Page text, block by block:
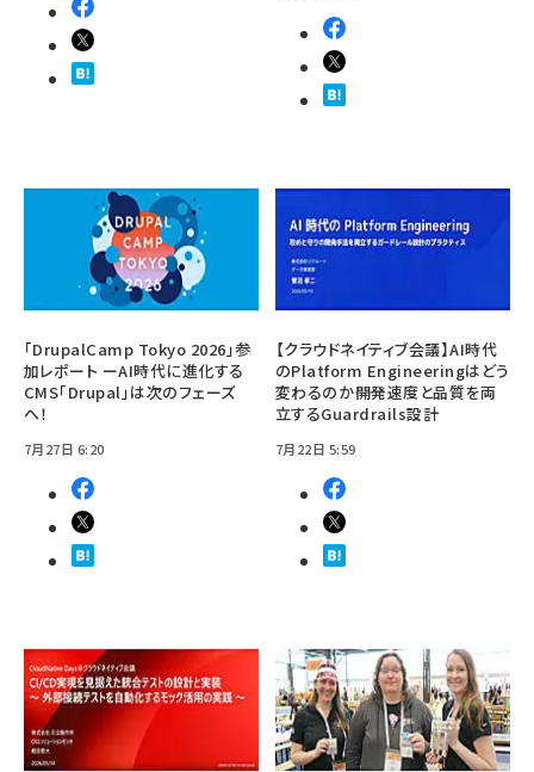
「DrupalCamp Tokyo 2026」参
加レポート ーAI時代に進化する
CMS「Drupal」は次のフェーズ
へ！
7月27日 6:20
【クラウドネイティブ会議】AI時代
のPlatform Engineeringはどう
変わるのか――開発速度と品質を両
立するGuardrails設計
7月22日 5:59